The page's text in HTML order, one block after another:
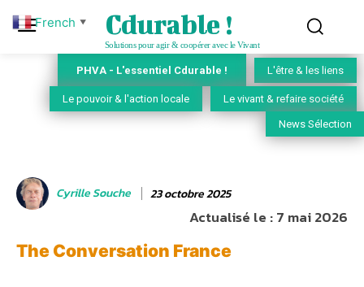
Cdurable !
Solutions pour agir & coopérer avec le Vivant
PHVA - L'essentiel Cdurable ! L'être & les liens
Le pouvoir & l'action locale Le vivant & refaire société
News Sélection
Cyrille Souche 23 octobre 2025
Actualisé le :7 mai 2026
The Conversation France
French ▼